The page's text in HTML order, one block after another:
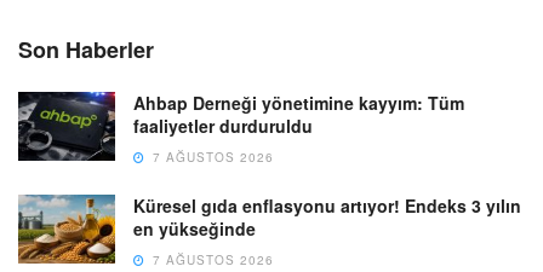
Son Haberler
Ahbap Derneği yönetimine kayyım: Tüm
faaliyetler durduruldu
7 AĞUSTOS 2026
Küresel gıda enflasyonu artıyor! Endeks 3 yılın
en yükseğinde
7 AĞUSTOS 2026